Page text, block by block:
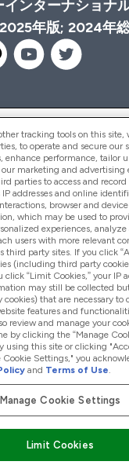
ンターナショナ
年版; 2024年
tracking tools on this site,
to operate and secure our
enhance performance, tailor
marketing and advertising
parties to access and record
addresses and online
browser and
which may be used to
experiences,
users with more relevant
third party sites. If you click
(including third party
click “Limit Cookies,” your IP
may still be collected
that are necessary to
features and
review and manage your
by clicking the “Manage
using this site or clicking
Cookie Settings," you
and Terms of Use.
Manage Cookie Settings
Limit Cookies